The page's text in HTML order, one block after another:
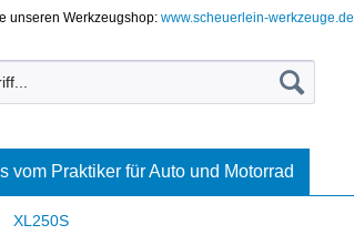
unseren Werkzeugshop:www.scheuerlein-werkzeuge.de
vom Praktiker für Auto und Motorrad
XL250S